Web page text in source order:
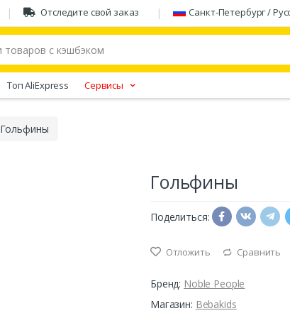
Отследите свой заказ Санкт-Петербург /
Tоп AliExpress Сервисы
Гольфины
Гольфины
Поделиться:
Отложить Сравнить
Бренд: Noble People
Магазин: Bebakids